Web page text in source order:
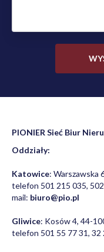
PIONIER Sieć Biur
Oddziały:
Katowice: Warszawska
telefon 501 215 035,
mail: biuro@pio.pl
Gliwice: Kosów 4, 44-
telefon 501 55 77 31, 32